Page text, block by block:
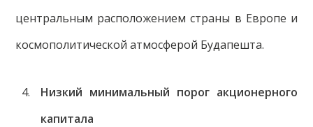
центральным расположением страны в Европе и
космополитической атмосферой Будапешта.
Низкий минимальный порог акционерного
капитала